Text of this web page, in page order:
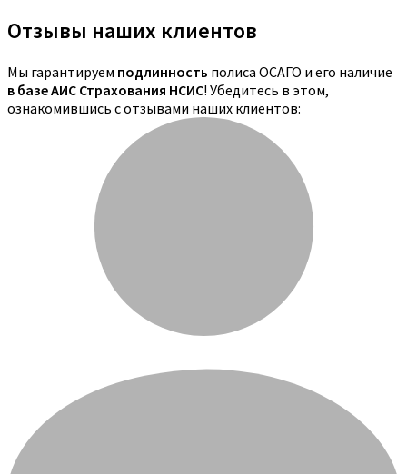
Отзывы наших клиентов
Мы гарантируем подлинность полиса ОСАГО и его наличие
в базе АИС Страхования НСИС! Убедитесь в этом,
ознакомившись с отзывами наших клиентов: